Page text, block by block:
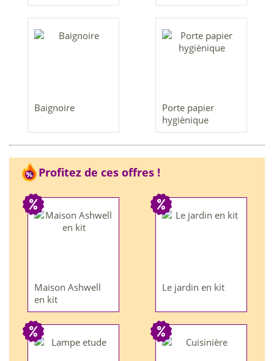
Baignoire
Porte papier
hygiènique
Profitez de ces offres !
Maison Ashwell
en kit
Le jardin en kit